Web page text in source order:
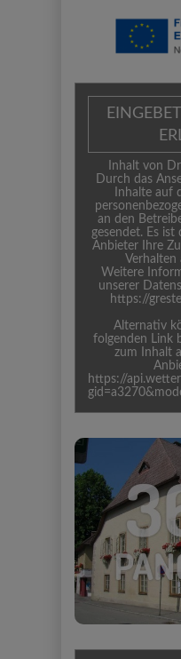
Inhalt von
Durch das
Inhalte auf
an den
gesendet. Es ist
Anbieter Ihre
Verhalten
Weitere
unserer
https://
Alternativ
folgenden Link
zum Inhalt
https://